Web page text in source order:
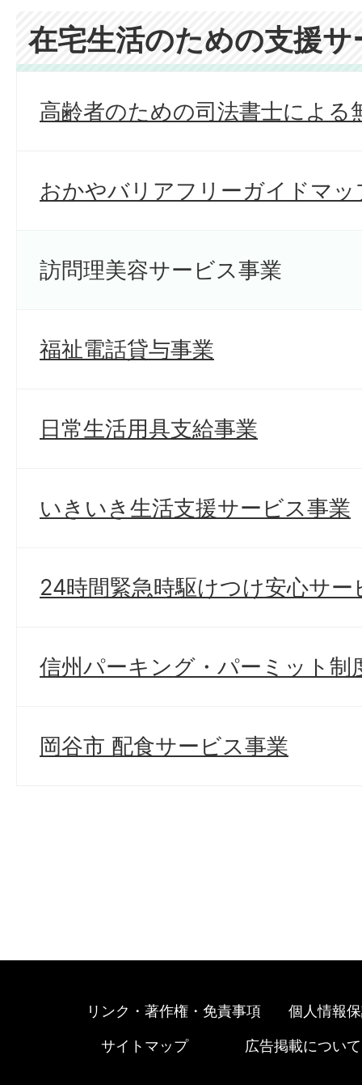
在宅生活のための支援サ
高齢者のための司法書士による
おかやバリアフリーガイドマッ
訪問理美容サービス事業
福祉電話貸与事業
日常生活用具支給事業
いきいき生活支援サービス事業
24時間緊急時駆けつけ安心サー
信州パーキング・パーミット制
岡谷市 配食サービス事業
リンク・著作権・免責事項 個人情報
サイトマップ 広告掲載について